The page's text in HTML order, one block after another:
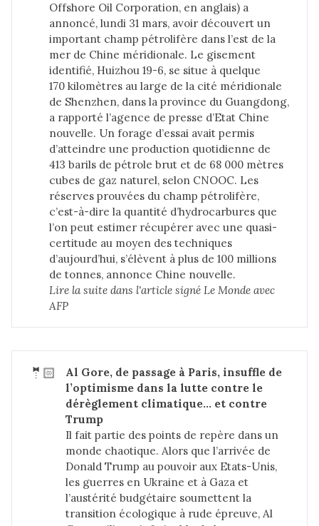
Offshore Oil Corporation, en anglais) a
annoncé, lundi 31 mars, avoir découvert un
important champ pétrolifère dans l’est de la
mer de Chine méridionale. Le gisement
identifié, Huizhou 19-6, se situe à quelque
170 kilomètres au large de la cité méridionale
de Shenzhen, dans la province du Guangdong,
a rapporté l’agence de presse d’Etat Chine
nouvelle. Un forage d’essai avait permis
d’atteindre une production quotidienne de
413 barils de pétrole brut et de 68 000 mètres
cubes de gaz naturel, selon CNOOC. Les
réserves prouvées du champ pétrolifère,
c’est-à-dire la quantité d’hydrocarbures que
l’on peut estimer récupérer avec une quasi-
certitude au moyen des techniques
d’aujourd’hui, s’élèvent à plus de 100 millions
de tonnes, annonce Chine nouvelle.
Lire la suite dans l'article signé Le Monde avec
AFP
🤵🏻
Al Gore, de passage à Paris, insuffle de
l’optimisme dans la lutte contre le
dérèglement climatique... et contre
Trump
Il fait partie des points de repère dans un
monde chaotique. Alors que l’arrivée de
Donald Trump au pouvoir aux Etats-Unis,
les guerres en Ukraine et à Gaza et
l’austérité budgétaire soumettent la
transition écologique à rude épreuve, Al